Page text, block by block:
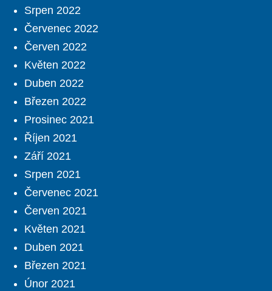
Srpen 2022
Červenec 2022
Červen 2022
Květen 2022
Duben 2022
Březen 2022
Prosinec 2021
Říjen 2021
Září 2021
Srpen 2021
Červenec 2021
Červen 2021
Květen 2021
Duben 2021
Březen 2021
Únor 2021